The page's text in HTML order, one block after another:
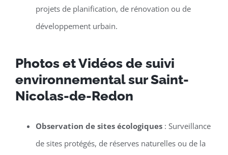
projets de planification, de rénovation ou de
développement urbain.
Photos et Vidéos de suivi
environnemental sur Saint-
Nicolas-de-Redon
Observation de sites écologiques: Surveillance
de sites protégés, de réserves naturelles ou de la